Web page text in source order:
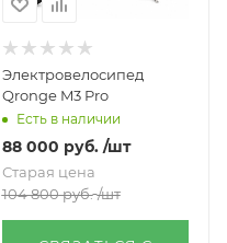
Электровелосипед
Qronge M3 Pro
Есть в наличии
88 000 руб. /шт
Старая цена
104 800руб. /шт